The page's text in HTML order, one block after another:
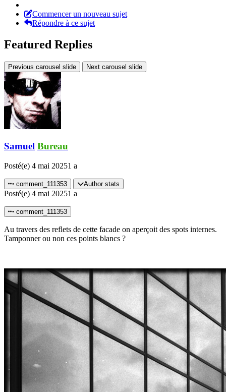
Commencer un nouveau sujet
Répondre à ce sujet
Featured Replies
Previous carousel slide Next carousel slide
Samuel Bureau
Posté(e) 4 mai 20251 a
comment_111353 Author stats
Posté(e) 4 mai 20251 a
comment_111353
Au travers des reflets de cette facade on aperçoit des spots internes.
Tamponner ou non ces points blancs ?